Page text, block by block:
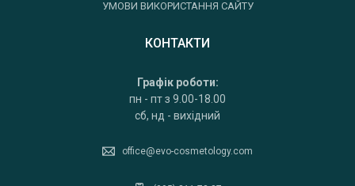
УМОВИ ВИКОРИСТАННЯ САЙТУ
КОНТАКТИ
Графік роботи:
пн - пт з 9.00-18.00
сб, нд - вихідний
office@evo-cosmetology.com